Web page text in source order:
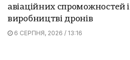
авіаційних спроможностей і
виробництві дронів
6 СЕРПНЯ, 2026 / 13:16